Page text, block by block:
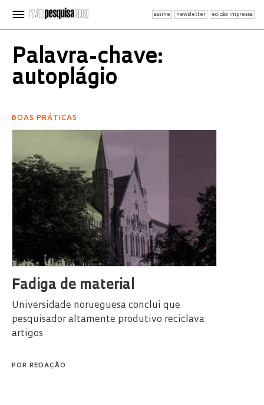
assine newsletter edição impressa
Palavra-chave:
autoplágio
BOAS PRÁTICAS
Fadiga de material
Universidade norueguesa conclui que
pesquisador altamente produtivo reciclava
artigos
POR REDAÇÃO